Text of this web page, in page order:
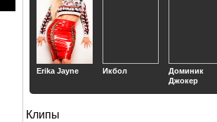
Erika Jayne Икбол
Доминик
Джокер
Клипы